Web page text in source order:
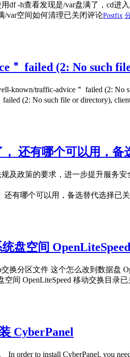
df -h查看发现是/var盘满了，cd进
/var空间如何清理已关闭评论Postfix
＂ failed (2: No such
known/traffic-advice＂ failed (2: No
(2: No such file or directory),
还有哪个可以用，备
及政策的要求，进一步提升服务
还有哪个可以用，备选替代选择已
盘空间
换分区文件 这个怎么改到数据盘
空间 OpenLiteSpeed 移动交换目录已
CyberPanel
In order to install CyberPanel, you